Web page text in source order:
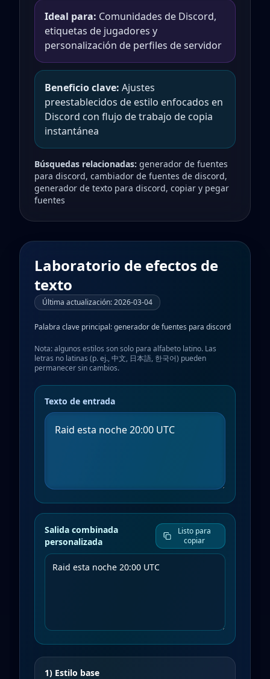
Ideal para: Comunidades de Discord,
etiquetas de jugadores y
personalización de perfiles de servidor
Beneficio clave: Ajustes
preestablecidos de estilo enfocados en
Discord con flujo de trabajo de copia
instantánea
Búsquedas relacionadas: generador de fuentes
para discord, cambiador de fuentes de discord,
generador de texto para discord, copiar y pegar
fuentes
Laboratorio de efectos de
texto
Última actualización:2026-03-04
Palabra clave principal:generador de fuentes para discord
Nota: algunos estilos son solo para alfabeto latino. Las
letras no latinas (p. ej., 中文, 日本語, 한국어) pueden
permanecer sin cambios.
Texto de entrada
Salida combinada
personalizada
Listo para
copiar
1) Estilo base